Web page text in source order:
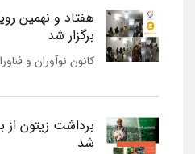
هفتاد و نهمین
برگزار شد
کانون نوآوران و
برداشت زیتون از
شد